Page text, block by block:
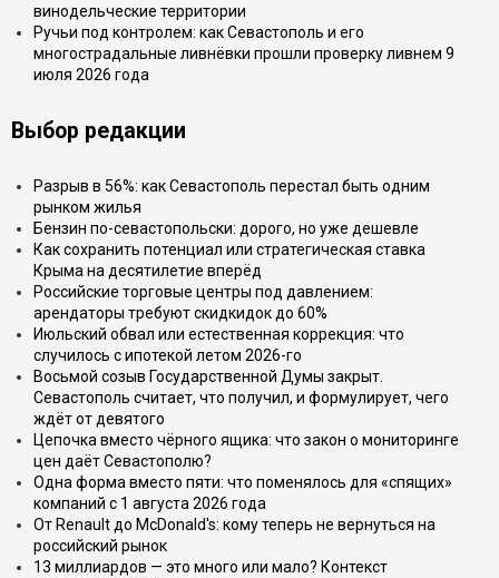
винодельческие территории
Ручьи под контролем: как Севастополь и его
многострадальные ливнёвки прошли проверку ливнем 9
июля 2026 года
Выбор редакции
Разрыв в 56%: как Севастополь перестал быть одним
рынком жилья
Бензин по-севастопольски: дорого, но уже дешевле
Как сохранить потенциал или стратегическая ставка
Крыма на десятилетие вперёд
Российские торговые центры под давлением:
арендаторы требуют скидкидок до 60%
Июльский обвал или естественная коррекция: что
случилось с ипотекой летом 2026-го
Восьмой созыв Государственной Думы закрыт.
Севастополь считает, что получил, и формулирует, чего
ждёт от девятого
Цепочка вместо чёрного ящика: что закон о мониторинге
цен даёт Севастополю?
Одна форма вместо пяти: что поменялось для «спящих»
компаний с 1 августа 2026 года
От Renault до McDonald's: кому теперь не вернуться на
российский рынок
13 миллиардов — это много или мало? Контекст